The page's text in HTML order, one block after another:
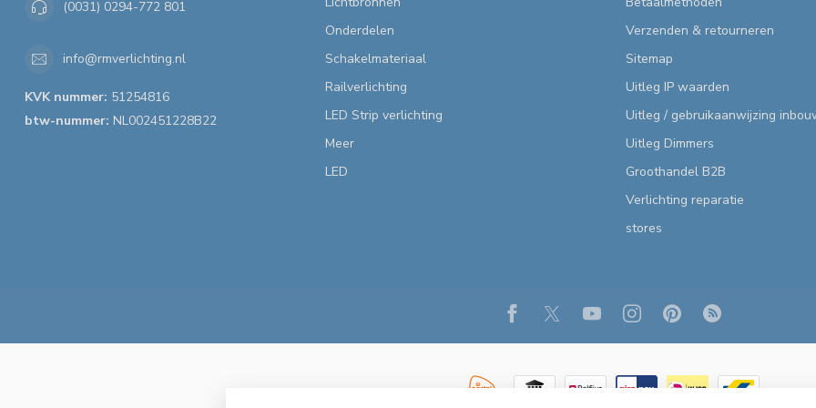
(0031) 0294-772 801
info@rmverlichting.nl
KVK nummer: 51254816
btw-nummer: NL002451228B22
Onderdelen
Schakelmateriaal
Railverlichting
LED Strip verlichting
Meer
LED
Verzenden & retourneren
Sitemap
Uitleg IP waarden
Uitleg / gebruikaanwijzing
Uitleg Dimmers
Groothandel B2B
Verlichting reparatie
stores